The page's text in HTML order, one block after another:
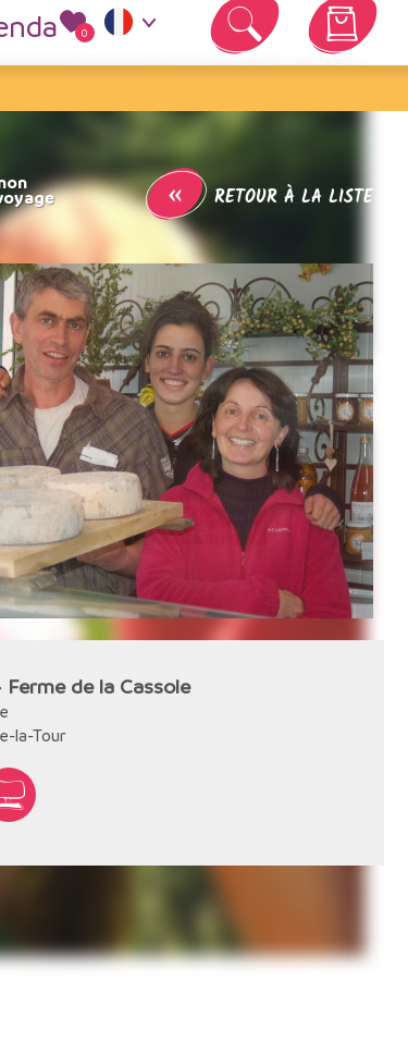
0
Votre panier est vide
« RETOUR À LA LISTE
de la Cassole
la-Tour